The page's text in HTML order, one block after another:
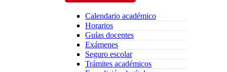
Calendario académico
Horarios
Guías docentes
Exámenes
Seguro escolar
Trámites académicos